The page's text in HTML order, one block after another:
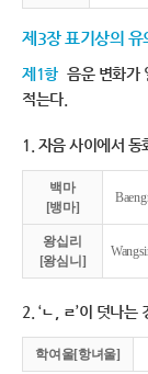
제3장 표기상의 유
제1항 음운 변화가
적는다.
1. 자음 사이에서 동
백마
[뱅마]
왕십리
[왕심니]
2. ‘ㄴ, ㄹ’이 덧나는
학여울[항녀울]